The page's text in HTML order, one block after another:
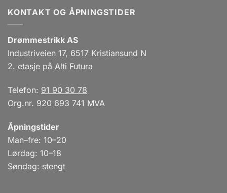
KONTAKT OG ÅPNINGSTIDER
Drømmestrikk AS
Industriveien 17, 6517 Kristiansund N
2. etasje på Alti Futura
Telefon: 91 90 30 78
Org.nr. 920 693 741 MVA
Åpningstider
Man–fre: 10–20
Lørdag: 10–18
Søndag: stengt